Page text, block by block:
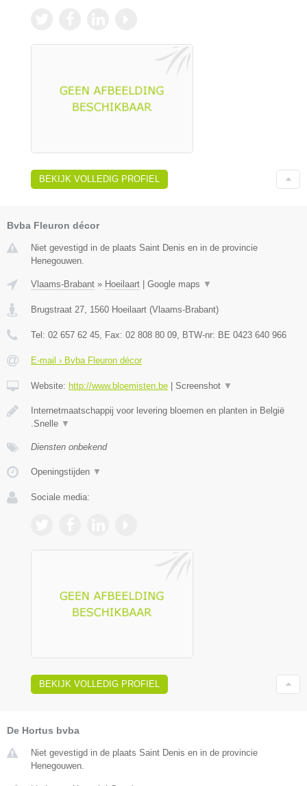
BEKIJK VOLLEDIG PROFIEL
Bvba Fleuron décor
Niet gevestigd in de plaats Saint Denis en in de provincie
Henegouwen.
Vlaams-Brabant » Hoeilaart | Google maps ▼
Brugstraat 27 1560 Hoeilaart (Vlaams-Brabant)
Tel: 02 657 62 45 , Fax: 02 808 80 09 , BTW-nr: BE 0423 640 966
E-mail › Bvba Fleuron décor
Website: http://www.bloemisten.be | Screenshot ▼
Internetmaatschappij voor levering bloemen en planten in België
.Snelle ▼
Diensten onbekend
Openingstijden ▼
Sociale media:
BEKIJK VOLLEDIG PROFIEL
De Hortus bvba
Niet gevestigd in de plaats Saint Denis en in de provincie
Henegouwen.